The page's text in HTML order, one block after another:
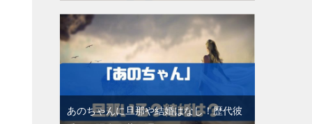
あのちゃんに旦那や結婚はなし！歴代彼